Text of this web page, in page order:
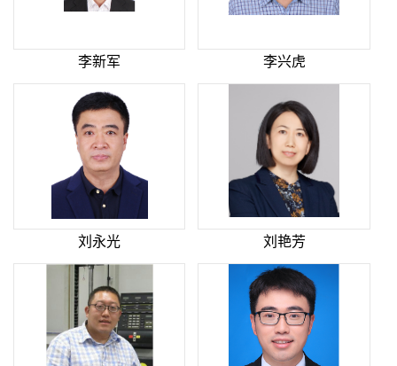
李新军 李兴虎
刘永光 刘艳芳